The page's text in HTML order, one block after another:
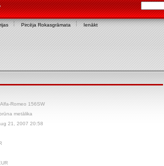
Pircēja Rokasgrāmata Ienākt
Romeo 156SW
metālika
21, 2007 20:58